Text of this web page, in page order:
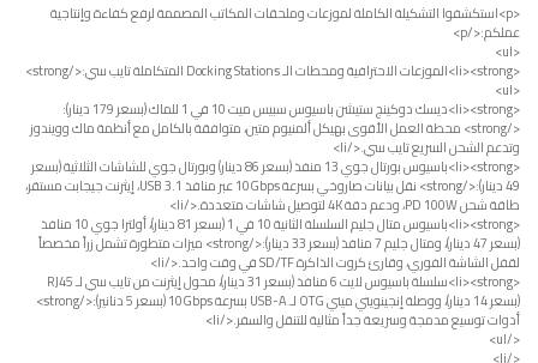
<p>استكشفوا التشكيلة الكاملة لموزعات وملحقات المكاتب المصممة لرفع كفاءة وإنتاجية
عملكم:</p>
<ul>
<li><strong>الموزعات الاحترافية ومحطات الـ Docking Stations المتكاملة تايب سي:</strong>
<ul>
<li><strong>ديسك دوكينج ستيشن باسيوس سبيس ميت 10 في 1 للماك (بسعر 179 دينار):
</strong> محطة العمل الأقوى بهيكل ألمنيوم متين، متوافقة بالكامل مع أنظمة ماك وويندوز
وتدعم الشحن السريع تايب سي.</li>
<li><strong>باسيوس بورتال جوي 13 منفذ (بسعر 86 دينار) وبورتال جوي للشاشات الثلاثية (بسعر
49 دينار):</strong> نقل بيانات صاروخي بسرعة 10Gbps عبر منافذ USB 3.1، إيثرنت جيجابت مستقر،
طاقة شحن PD 100W، ودعم دقة 4K لتوصيل شاشات متعددة.</li>
<li><strong>باسيوس متال جليم السلسلة الثانية 10 في 1 (بسعر 81 دينار)، أولترا جوي 10 منافذ
(بسعر 47 دينار)، ومتال جليم 7 منافذ (بسعر 33 دينار):</strong> ميزات متطورة تشمل زراً مخصصاً
لقفل الشاشة الفوري، وقارئ كروت الذاكرة SD/TF في وقت واحد.</li>
<li><strong>سلسلة باسيوس لايت 6 منافذ (بسعر 31 دينار)، محول إيثرنت من تايب سي لـ RJ45
(بسعر 14 دينار)، ووصلة إنجينويتي ميني OTG لـ USB-A بسرعة 10Gbps (بسعر 5 دنانير):</strong>
أدوات توسيع مدمجة وسريعة جداً مثالية للتنقل والسفر.</li>
</ul>
</li>